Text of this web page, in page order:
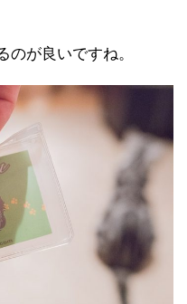
のが良いですね。